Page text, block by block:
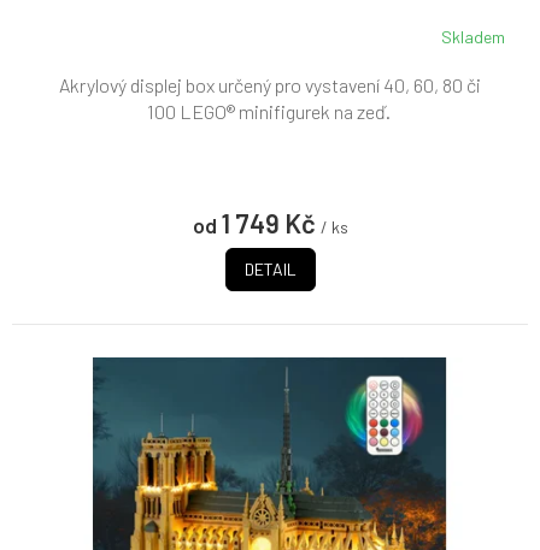
produktu
Skladem
od 1 749 Kč / ks
DETAIL
Akrylový displej box určený pro vystavení 40, 60, 80 či
100 LEGO® minifigurek na zeď.